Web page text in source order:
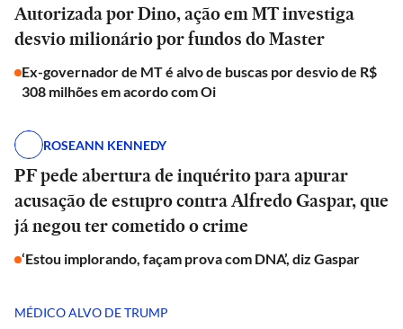
Autorizada por Dino, ação em MT investiga
desvio milionário por fundos do Master
Ex-governador de MT é alvo de buscas por desvio de R$
308 milhões em acordo com Oi
ROSEANN KENNEDY
PF pede abertura de inquérito para apurar
acusação de estupro contra Alfredo Gaspar, que
já negou ter cometido o crime
‘Estou implorando, façam prova com DNA’, diz Gaspar
MÉDICO ALVO DE TRUMP